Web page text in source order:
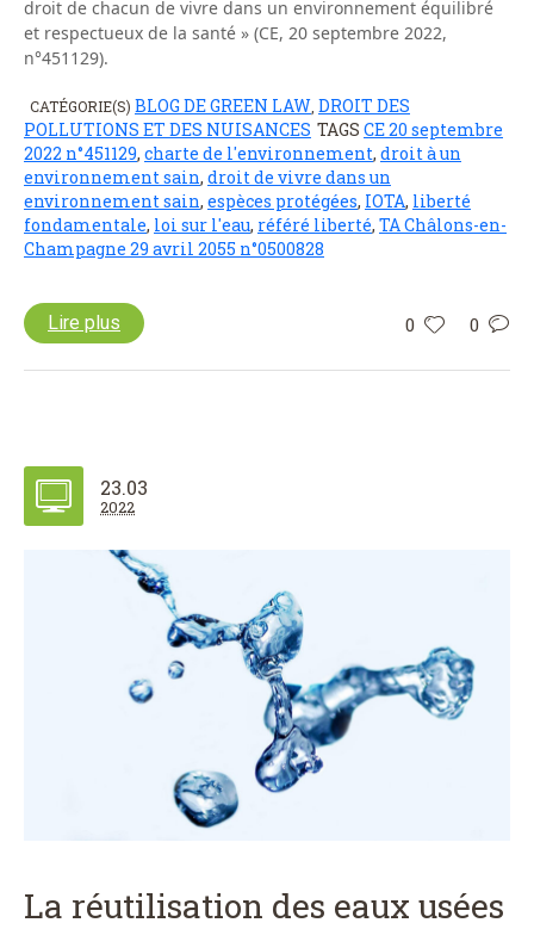
droit de chacun de vivre dans un environnement équilibré
et respectueux de la santé » (CE, 20 septembre 2022,
n°451129).
CATÉGORIE(S) BLOG DE GREEN LAW DROIT DES
POLLUTIONS ET DES NUISANCES TAGS CE 20 septembre
2022 n°451129, charte de l'environnement, droit à un
environnement sain, droit de vivre dans un
environnement sain, espèces protégées, IOTA, liberté
fondamentale, loi sur l'eau, référé liberté, TA Châlons-en-
Champagne 29 avril 2055 n°0500828
0 0
Lire plus
23.03
2022
La réutilisation des eaux usées